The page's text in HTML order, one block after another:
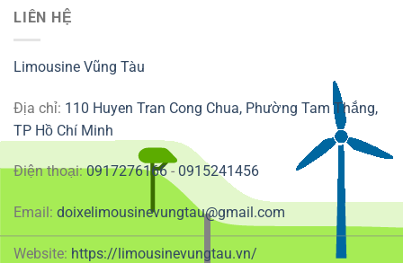
LIÊN HỆ
Limousine Vũng Tàu
Địa chỉ: 110 Huyen Tran Cong Chua, Phường Tam Thắng,
TP Hồ Chí Minh
Điện thoại:0917276166 - 0915241456
Email: doixelimousinevungtau@gmail.com
Website: https://limousinevungtau.vn/